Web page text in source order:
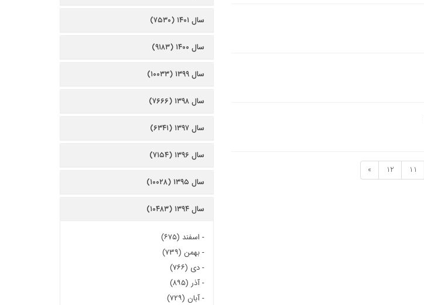
11
12
»
سال ۱۴۰۱ (۷۵۳۰)
سال ۱۴۰۰ (۹۱۸۳)
سال ۱۳۹۹ (۱۰۰۳۳)
سال ۱۳۹۸ (۷۶۶۶)
سال ۱۳۹۷ (۶۳۴۱)
سال ۱۳۹۶ (۷۱۵۴)
سال ۱۳۹۵ (۱۰۰۲۸)
سال ۱۳۹۴ (۱۰۴۸۳)
- اسفند (۶۷۵)
-بهمن (۷۳۹)
-دی (۷۶۶)
-آذر (۸۹۵)
-آبان (۷۲۹)